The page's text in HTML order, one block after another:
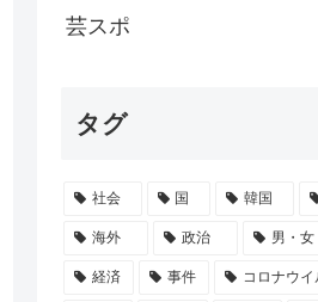
ドル「体調が良くなく…」最新姿に
あそぶ
作りエッチ大会開幕
しない一人暮らしが増加
ン『RIAIR』、オプションに製氷機
芸スポ
タグ
社会 国 韓国
海外 政治 男・女
経済 事件 コロナウイ